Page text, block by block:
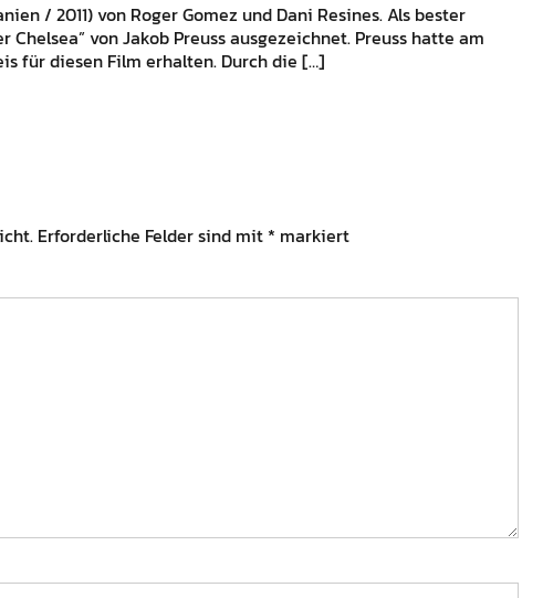
/ 2011) von Roger Gomez und Dani Resines. Als bester
Chelsea” von Jakob Preuss ausgezeichnet. Preuss hatte am
für diesen Film erhalten. Durch die […]
Erforderliche Felder sind mit * markiert